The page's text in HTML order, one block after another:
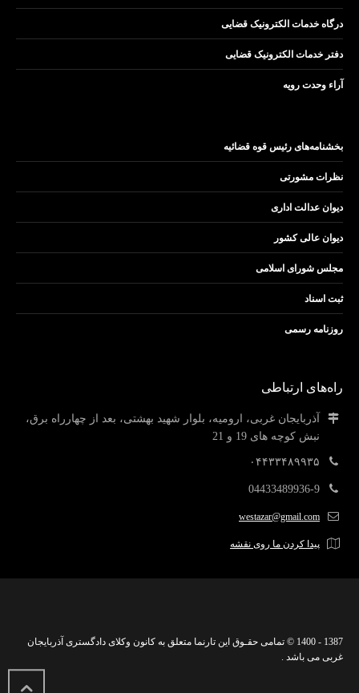
درگاه خدمات الکترونیک قضایی
دفتر خدمات الکترونیک قضایی
آراء وحدت رویه
بخشنامه‌های رئیس قوه قضائیه
نظرات مشورتی
دیوان عدالت اداری
دیوان عالی کشور
مجلس شورای اسلامی
ثبت اسناد
روزنامه رسمی
راه‌های ارتباطی
آذربایجان غربی، ارومیه، بلوار شهید بهشتی، بعد از چهارراه برق،
نبش کوچه های 19 و 21
۰۴۴۳۳۴۸۹۹۳۵
04433489936-9
westazar@gmail.com
پیدا کردن ما روی نقشه
1387 - 1400 © تمامی حقـوق این تارنما متعلق به کانون وکلای دادگستری آذربایجان
غربی می باشد .